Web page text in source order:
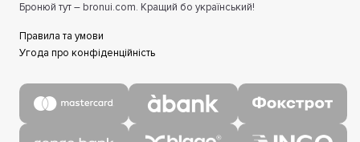
Бронюй тут – bronui.com. Кращий бо український!
Правила та умови
Угода про конфіденційність